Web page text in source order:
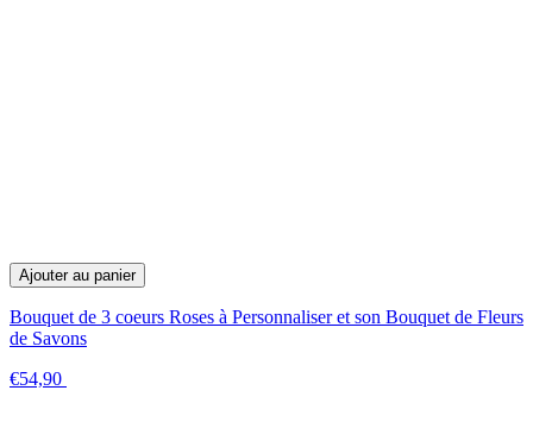
Ajouter au panier
Bouquet de 3 coeurs Roses à Personnaliser et son Bouquet de Fleurs
de Savons
€54,90